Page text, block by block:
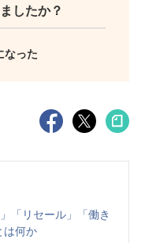
したか？
なった
「リセール」「働き
何か